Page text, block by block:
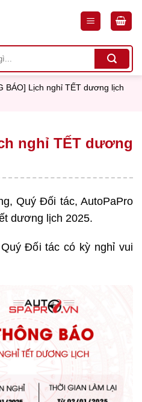
BÁO] Lịch nghỉ TẾT dương lịch
nghỉ TẾT dương
Quý Đối tác, AutoPaPro
dương lịch 2025.
Đối tác có kỳ nghỉ vui